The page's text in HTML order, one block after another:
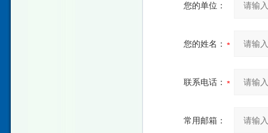
您的单位：
您的姓名：
联系电话：
常用邮箱：